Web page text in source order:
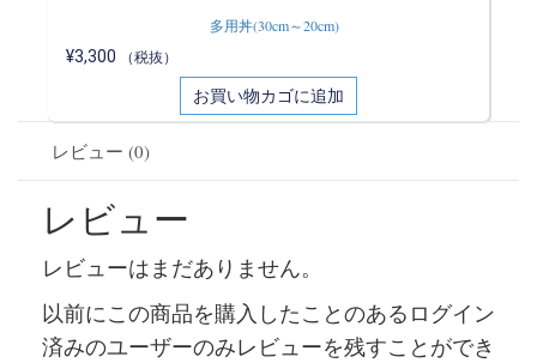
多用丼(30cm～20cm)
¥3,300 （税抜）
お買い物カゴに追加
レビュー (0)
レビュー
レビューはまだありません。
以前にこの商品を購入したことのあるログイン
済みのユーザーのみレビューを残すことができ